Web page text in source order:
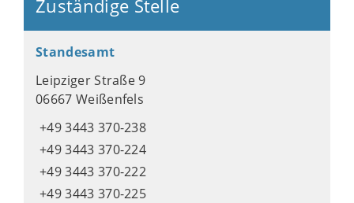
Zuständige Stelle
Standesamt
Leipziger Straße 9
06667 Weißenfels
+49 3443 370-238
+49 3443 370-224
+49 3443 370-222
+49 3443 370-225